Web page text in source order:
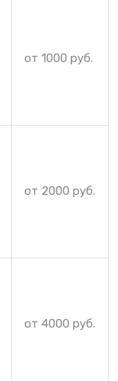
от 1000 руб.
от 2000 руб.
от 4000 руб.